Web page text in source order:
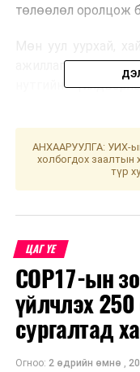
төлөөлөл оролцож
ажиллагаа
нутгийн
Мэнэнгийн
мэдээллээ.
УНШСАН:
ДАРААХ МЭДЭЭ
Үс шинээр
ӨМНӨХ МЭДЭЭ
Барилгын салбарын
гүйцэтгэлийн
АНХААРУУЛГА: УИХ-
холбогдох заалтын
түр
ЦАГ ҮЕ
COP17-ын
үйлчлэх
сургалтад
Огноо: 2 өдрийн өмнө ,